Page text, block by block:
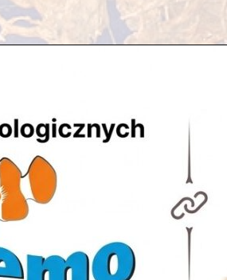
korzenie
KORZENIE Statek
około 80 cm Oferujemy tła do